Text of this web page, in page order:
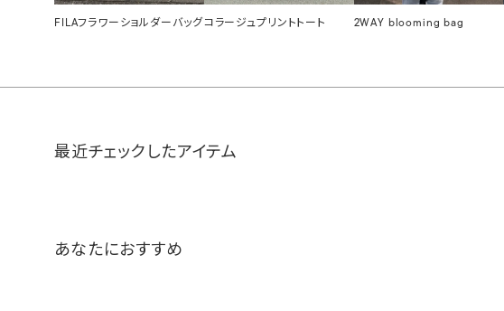
FILAフラワーショルダーバッグ コラージュプリントトート 2WAY blooming bag
最近チェックしたアイテム
あなたにおすすめ